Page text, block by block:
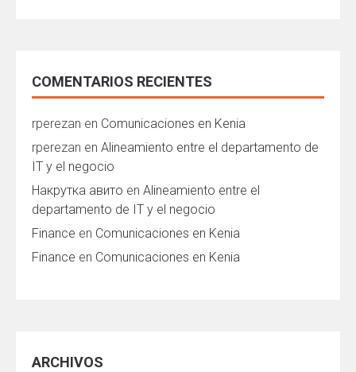
COMENTARIOS RECIENTES
rperezan en Comunicaciones en Kenia
rperezan en Alineamiento entre el departamento de
IT y el negocio
Накрутка авито en Alineamiento entre el
departamento de IT y el negocio
Finance en Comunicaciones en Kenia
Finance en Comunicaciones en Kenia
ARCHIVOS